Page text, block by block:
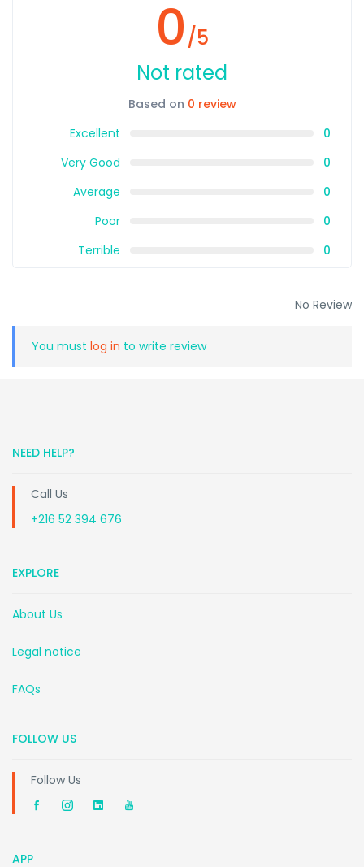
0/5
Not rated
Based on 0 review
Excellent
0
Very Good
0
Average
0
Poor
0
Terrible
0
No Review
You must log in to write review
NEED HELP?
Call Us
+216 52 394 676
EXPLORE
About Us
Legal notice
FAQs
FOLLOW US
Follow Us
APP